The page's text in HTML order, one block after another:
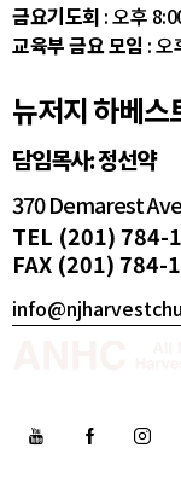
금요기도회 : 오후
교육부 금요 모임 : 오
뉴저지 하베스
담임목사: 정선약
370 Demarest
TEL (201) 784-
FAX (201) 784-